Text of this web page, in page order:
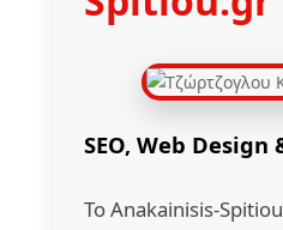
SEO, Web Design
Το Anakainisis-